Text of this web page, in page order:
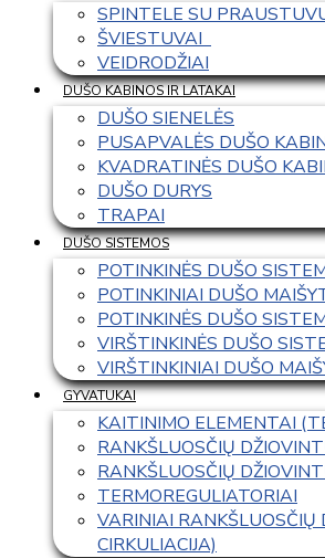
SPINTELE SU
ŠVIESTUVAI
VEIDRODŽIAI
DUŠO KABINOS IR LATAKAI
DUŠO SIENELĖS
PUSAPVALĖS DUŠO
KVADRATINĖS DUŠO
DUŠO DURYS
TRAPAI
DUŠO SISTEMOS
POTINKINĖS DUŠO
POTINKINIAI DUŠO
POTINKINĖS DUŠO
VIRŠTINKINĖS DUŠO
VIRŠTINKINIAI DUŠO
GYVATUKAI
KAITINIMO ELEMENTAI
RANKŠLUOSČIŲ
RANKŠLUOSČIŲ
TERMOREGULIATORIAI
VARINIAI
CIRKULIACIJA)